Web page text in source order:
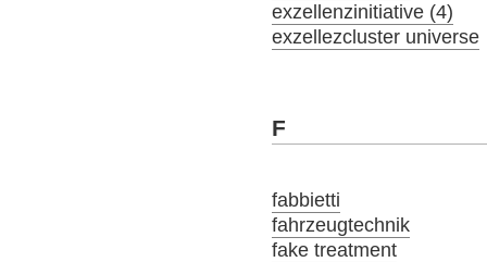
exzellenzinitiative (4)
exzellezcluster universe
F
fabbietti
fahrzeugtechnik
fake treatment